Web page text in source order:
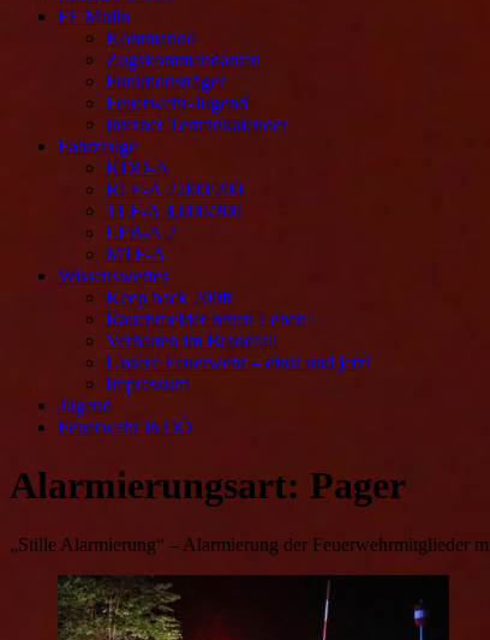
FF Molln
Kommando
Zugskommandanten
Funktionsträger
Feuerwehr-Jugend
interner Terminkalender
Fahrzeuge
KDO-A
RLF-A 2.000/200
TLF-A 4.000/200
LFB-A 2
MTF-A
Wissenswertes
Keep back 200ft
Rauchmelder retten Leben!
Verhalten im Brandfall
Unsere Feuerwehr – einst und jetzt
Impressum
Jugend
Feuerwehr in OÖ
Alarmierungsart: Pager
„Stille Alarmierung“ – Alarmierung der Feuerwehrmitglieder